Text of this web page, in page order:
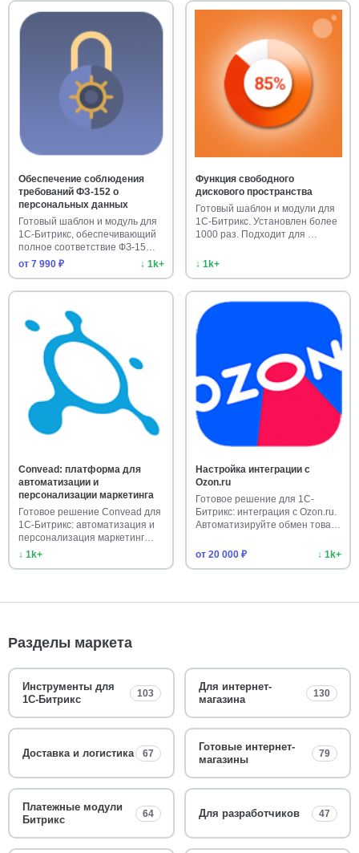
Обеспечение соблюдения
требований ФЗ-152 о
персональных данных
Готовый шаблон и модуль для
1С-Битрикс, обеспечивающий
полное соответствие ФЗ-15…
от 7 990 ₽
↓ 1k+
Функция свободного
дискового пространства
Готовый шаблон и модули для
1С-Битрикс. Установлен более
1000 раз. Подходит для …
↓ 1k+
Convead: платформа для
автоматизации и
персонализации маркетинга
Готовое решение Convead для
1С-Битрикс: автоматизация и
персонализация маркетинг…
↓ 1k+
Настройка интеграции с
Ozon.ru
Готовое решение для 1С-
Битрикс: интеграция с Ozon.ru.
Автоматизируйте обмен това…
от 20 000 ₽ ↓ 1k+
Разделы маркета
Инструменты для
1С-Битрикс
103
Для интернет-
магазина
130
Доставка и логистика 67
Готовые интернет-
магазины
79
Платежные модули
Битрикс
64 Для разработчиков 47